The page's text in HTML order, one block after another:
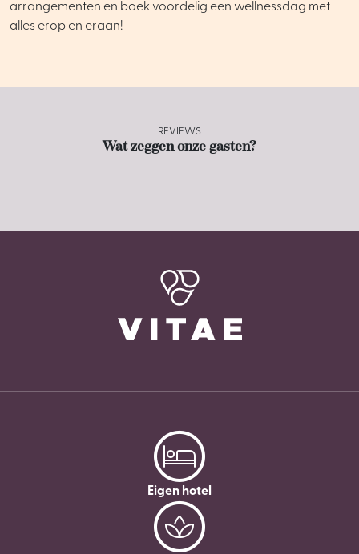
arrangementen en boek voordelig een wellnessdag met
alles erop en eraan!
REVIEWS
Wat zeggen onze gasten?
Eigen hotel